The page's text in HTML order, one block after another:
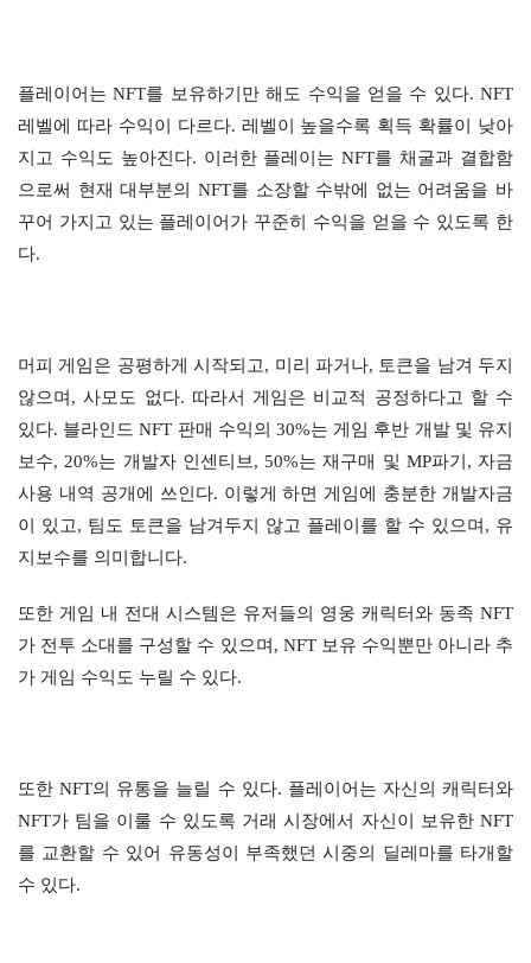
플레이어는 NFT를 보유하기만 해도 수익을 얻을 수 있다. NFT
레벨에 따라 수익이 다르다. 레벨이 높을수록 획득 확률이 낮아
지고 수익도 높아진다. 이러한 플레이는 NFT를 채굴과 결합함
으로써 현재 대부분의 NFT를 소장할 수밖에 없는 어려움을 바
꾸어 가지고 있는 플레이어가 꾸준히 수익을 얻을 수 있도록 한
다.
머피 게임은 공평하게 시작되고, 미리 파거나, 토큰을 남겨 두지
않으며, 사모도 없다. 따라서 게임은 비교적 공정하다고 할 수
있다. 블라인드 NFT 판매 수익의 30%는 게임 후반 개발 및 유지
보수, 20%는 개발자 인센티브, 50%는 재구매 및 MP파기, 자금
사용 내역 공개에 쓰인다. 이렇게 하면 게임에 충분한 개발자금
이 있고, 팀도 토큰을 남겨두지 않고 플레이를 할 수 있으며, 유
지보수를 의미합니다.
또한 게임 내 전대 시스템은 유저들의 영웅 캐릭터와 동족 NFT
가 전투 소대를 구성할 수 있으며, NFT 보유 수익뿐만 아니라 추
가 게임 수익도 누릴 수 있다.
또한 NFT의 유통을 늘릴 수 있다. 플레이어는 자신의 캐릭터와
NFT가 팀을 이룰 수 있도록 거래 시장에서 자신이 보유한 NFT
를 교환할 수 있어 유동성이 부족했던 시중의 딜레마를 타개할
수 있다.